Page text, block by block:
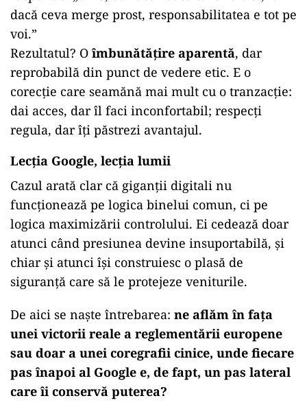
dacă ceva merge prost, responsabilitatea e tot pe
voi.”
Rezultatul? O îmbunătățire aparentă, dar
reprobabilă din punct de vedere etic. E o
corecție care seamănă mai mult cu o tranzacție:
dai acces, dar îl faci inconfortabil; respecți
regula, dar îți păstrezi avantajul.
Lecția Google, lecția lumii
Cazul arată clar că giganții digitali nu
funcționează pe logica binelui comun, ci pe
logica maximizării controlului. Ei cedează doar
atunci când presiunea devine insuportabilă, și
chiar și atunci își construiesc o plasă de
siguranță care să le protejeze veniturile.
De aici se naște întrebarea: ne aflăm în fața
unei victorii reale a reglementării europene
sau doar a unei coregrafii cinice, unde fiecare
pas înapoi al Google e, de fapt, un pas lateral
care îi conservă puterea?